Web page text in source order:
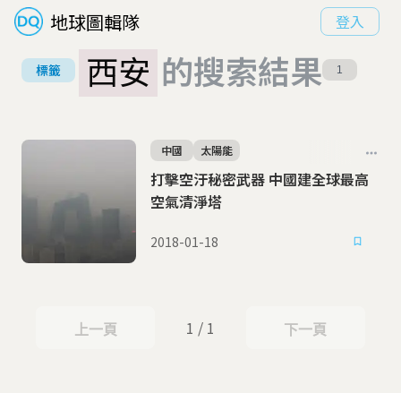
地球圖輯隊 登入
標籤 西安 的搜索結果 1
打擊空汙秘密武器 中國建全球最高
空氣清淨塔
中國 太陽能
2018-01-18
上一頁
上一頁 1 / 1 下一頁
下一頁